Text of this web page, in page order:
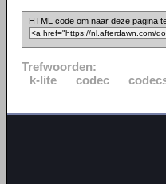
HTML code om naar deze pagina
Trefwoorden:
k-lite
codec